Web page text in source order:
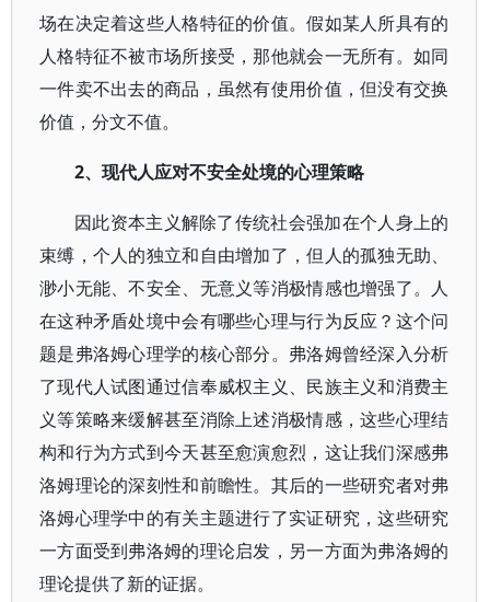
场在决定着这些人格特征的价值。假如某人所具有的
人格特征不被市场所接受，那他就会一无所有。如同
一件卖不出去的商品，虽然有使用价值，但没有交换
价值，分文不值。
2、现代人应对不安全处境的心理策略
因此资本主义解除了传统社会强加在个人身上的
束缚，个人的独立和自由增加了，但人的孤独无助、
渺小无能、不安全、无意义等消极情感也增强了。人
在这种矛盾处境中会有哪些心理与行为反应？这个问
题是弗洛姆心理学的核心部分。弗洛姆曾经深入分析
了现代人试图通过信奉威权主义、民族主义和消费主
义等策略来缓解甚至消除上述消极情感，这些心理结
构和行为方式到今天甚至愈演愈烈，这让我们深感弗
洛姆理论的深刻性和前瞻性。其后的一些研究者对弗
洛姆心理学中的有关主题进行了实证研究，这些研究
一方面受到弗洛姆的理论启发，另一方面为弗洛姆的
理论提供了新的证据。